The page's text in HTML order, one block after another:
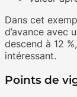
Dans cet
d’avance avec
descend à 12
intéressant.
Points de